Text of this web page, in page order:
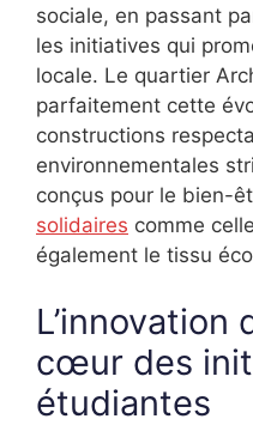
sociale, en passant
les initiatives qui
locale. Le quartier
parfaitement cette
constructions
environnementales
conçus pour le bien-
solidaires comme
également le tissu
L’innovation
cœur des
étudiantes